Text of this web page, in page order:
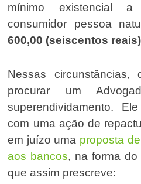
mínimo existencial
consumidor pessoa
600,00 (seiscentos reais)
Nessas circunstâncias,
procurar um
superendividamento.
com uma ação de
em juízo uma proposta
aos bancos, na forma do
que assim prescreve: